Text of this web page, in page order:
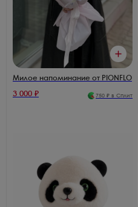
Милое напоминание от PIONFLO
3 000 ₽ 750 ₽ в Сплит